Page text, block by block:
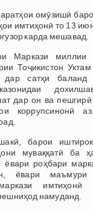
омӯзишӣ
имтиҳонӣ то 13
карда мешавад.
Маркази миллии
Тоҷикистон
сатҳи баланд
дар он ва пешгирӣ
коррупсинонӣ
барои
муваққатӣ ба
ёвари роҳбари
ёвари маъмури
маркази
намуданд.